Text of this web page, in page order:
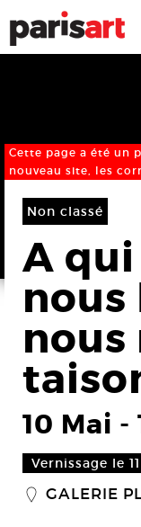
Cette page a été un
nouveau site, les
Non classé
A
nous
nous
10 Mai -
Vernissage le
_ GALERIE